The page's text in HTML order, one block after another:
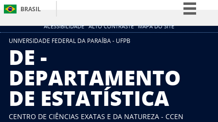
ACESSIBILIDADE ALTO CONTRASTE MAPA DO SITE
BRASIL
Simplifique!
Acesso à informação
Legislação
Canais
UNIVERSIDADE FEDERAL DA PARAÍBA - UFPB
DE -
DEPARTAMENTO
DE ESTATÍSTICA
CENTRO DE CIÊNCIAS EXATAS E DA NATUREZA - CCEN